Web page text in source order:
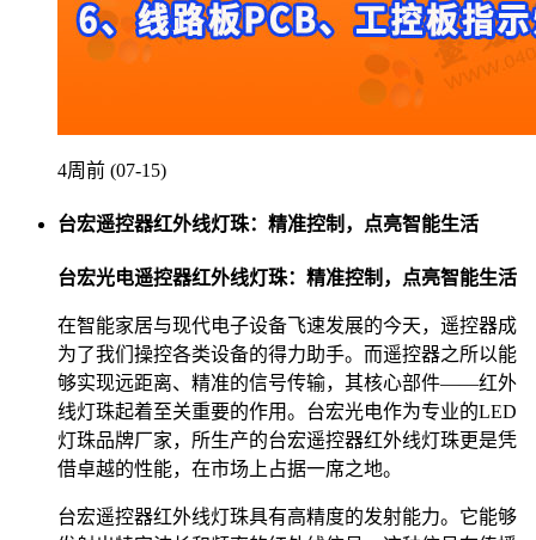
4周前 (07-15)
台宏遥控器红外线灯珠：精准控制，点亮智能生活
台宏光电遥控器红外线灯珠：精准控制，点亮智能生活
在智能家居与现代电子设备飞速发展的今天，遥控器成
为了我们操控各类设备的得力助手。而遥控器之所以能
够实现远距离、精准的信号传输，其核心部件——红外
线灯珠起着至关重要的作用。台宏光电作为专业的LED
灯珠品牌厂家，所生产的台宏遥控器红外线灯珠更是凭
借卓越的性能，在市场上占据一席之地。
台宏遥控器红外线灯珠具有高精度的发射能力。它能够